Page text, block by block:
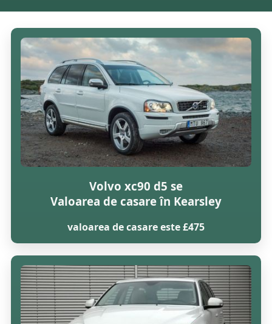
Volvo xc90 d5 se
Valoarea de casare în Kearsley
valoarea de casare este £475